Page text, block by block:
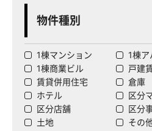
物件種別
1棟マンション
1棟ア
1棟商業ビル
戸建
賃貸併用住宅
倉庫
ホテル
区分
区分店舗
区分
土地
その